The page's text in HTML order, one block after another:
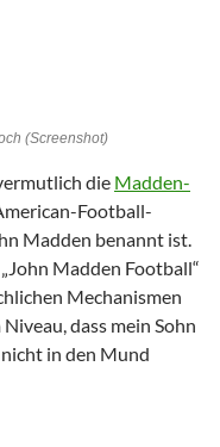
(Screenshot)
die Madden-
Football-
Madden benannt ist.
Madden Football“
Mechanismen
dass mein Sohn
in den Mund